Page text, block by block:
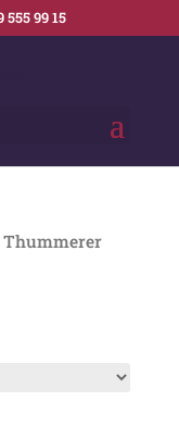
555 99 15